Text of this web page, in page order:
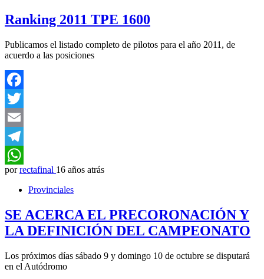
Ranking 2011 TPE 1600
Publicamos el listado completo de pilotos para el año 2011, de
acuerdo a las posiciones
Facebook
Twitter
Email
Telegram
WhatsApp
por rectafinal 16 años atrás
Provinciales
SE ACERCA EL PRECORONACIÓN Y
LA DEFINICIÓN DEL CAMPEONATO
Los próximos días sábado 9 y domingo 10 de octubre se disputará
en el Autódromo